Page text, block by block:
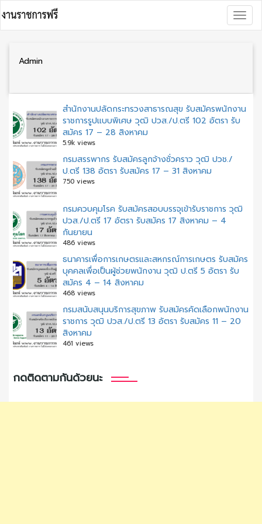
to
content
Admin
สำนักงานปลัดกระทรวงสาธารณสุข รับสมัครพนักงาน
ราชการรูปแบบพิเศษ วุฒิ ปวส./ป.ตรี 102 อัตรา รับ
สมัคร 17 – 28 สิงหาคม
5.9k views
กรมสรรพากร รับสมัครลูกจ้างชั่วคราว วุฒิ ปวช./
ป.ตรี 138 อัตรา รับสมัคร 17 – 31 สิงหาคม
750 views
กรมควบคุมโรค รับสมัครสอบบรรจุเข้ารับราชการ วุฒิ
ปวส./ป.ตรี 17 อัตรา รับสมัคร 17 สิงหาคม – 4
กันยายน
486 views
ธนาคารเพื่อการเกษตรและสหกรณ์การเกษตร รับสมัคร
บุคคลเพื่อเป็นผู้ช่วยพนักงาน วุฒิ ป.ตรี 5 อัตรา รับ
สมัคร 4 – 14 สิงหาคม
468 views
กรมสนับสนุนบริการสุขภาพ รับสมัครคัดเลือกพนักงาน
ราชการ วุฒิ ปวส./ป.ตรี 13 อัตรา รับสมัคร 11 – 20
สิงหาคม
461 views
กดติดตามกันด้วยนะ